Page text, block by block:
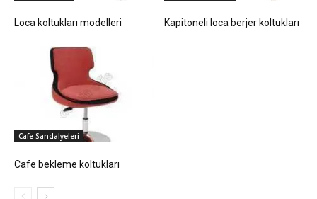
Loca koltukları modelleri Kapitoneli loca berjer koltukları
Cafe Sandalyeleri
Cafe bekleme koltukları